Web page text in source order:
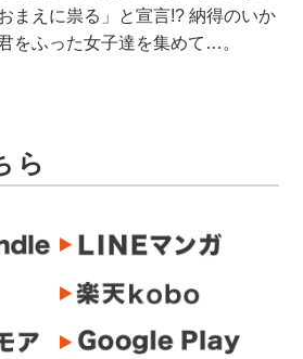
まえに祟る」と宣言!? 納得のいか
をふった女子達を集めて…。
ら